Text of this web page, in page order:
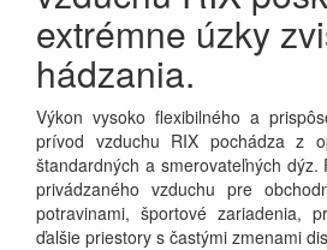
extrémne úzky
hádzania.
Výkon vysoko flexibilného a
prívod vzduchu RIX pochádza z
štandardných a smerovateľných dýz.
privádzaného vzduchu pre
potravinami, športové zariadenia,
ďalšie priestory s častými zmenami